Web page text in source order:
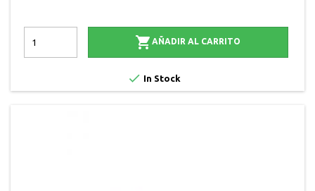
 AÑADIR AL CARRITO
 In Stock